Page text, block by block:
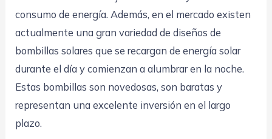
consumo de energía. Además, en el mercado existen
actualmente una gran variedad de diseños de
bombillas solares que se recargan de energía solar
durante el día y comienzan a alumbrar en la noche.
Estas bombillas son novedosas, son baratas y
representan una excelente inversión en el largo
plazo.